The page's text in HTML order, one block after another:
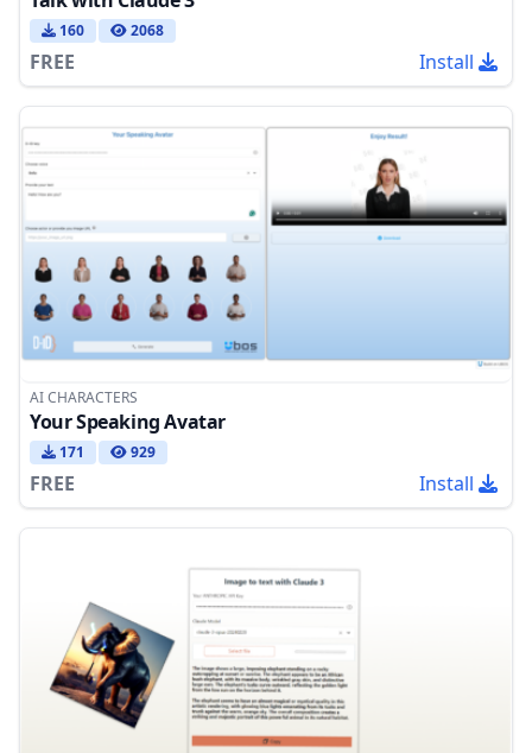
160 2068
FREE Install
AI CHARACTERS
Your Speaking Avatar
171 929
FREE Install